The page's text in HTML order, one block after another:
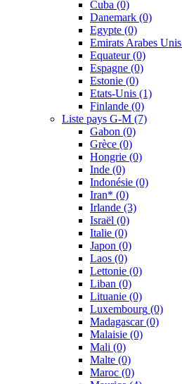
Cuba (0)
Danemark (0)
Egypte (0)
Emirats Arabes Unis
Equateur(0)
Espagne (0)
Estonie (0)
Etats-Unis (1)
Finlande (0)
Liste pays G-M (7)
Gabon (0)
Grèce (0)
Hongrie (0)
Inde (0)
Indonésie (0)
Iran* (0)
Irlande (3)
Israël (0)
Italie (0)
Japon (0)
Laos (0)
Lettonie (0)
Liban (0)
Lituanie (0)
Luxembourg (0)
Madagascar(0)
Malaisie (0)
Mali (0)
Malte (0)
Maroc (0)